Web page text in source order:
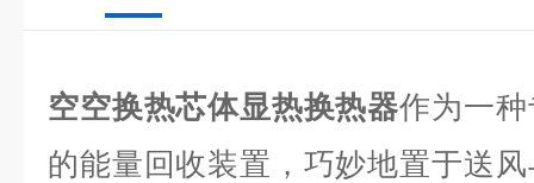
空空换热芯体显热换热器作为一
的能量回收装置，巧妙地置于送